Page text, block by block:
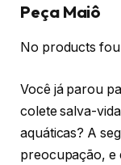
Peça Maiô
No products
Você já parou
colete salva-
aquáticas? A
preocupação, e